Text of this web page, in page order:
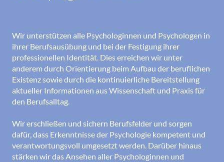
Wir unterstützen alle Psychologinnen und Psychologen in
ihrer Berufsausübung und bei der Festigung ihrer
professionellen Identität. Dies erreichen wir unter
anderem durch Orientierung beim Aufbau der beruflichen
Existenz sowie durch die kontinuierliche Bereitstellung
aktueller Informationen aus Wissenschaft und Praxis für
den Berufsalltag.
Wir erschließen und sichern Berufsfelder und sorgen
dafür, dass Erkenntnisse der Psychologie kompetent und
verantwortungsvoll umgesetzt werden. Darüber hinaus
stärken wir das Ansehen aller Psychologinnen und